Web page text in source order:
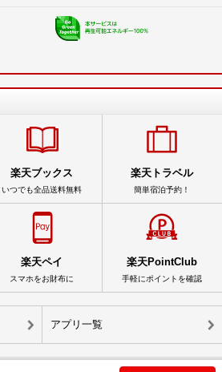
楽天ブックス
いつでも全品送料無料
楽天トラベル
簡単宿泊予約！
楽天ペイ
スマホをお財布に
楽天PointClub
手軽にポイントを確認
アプリ一覧